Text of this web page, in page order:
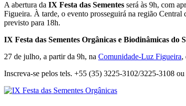
A abertura da IX Festa das Sementes será às 9h, com
Figueira. À tarde, o evento prosseguirá na região Central
previsto para 18h.
IX Festa das Sementes Orgânicas e Biodinâmicas do
27 de julho, a partir da 9h, na Comunidade-Luz Figueira,
Inscreva-se pelos tels. +55 (35) 3225-3102/3225-3108